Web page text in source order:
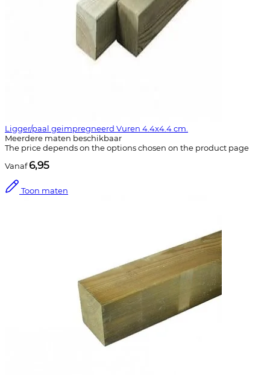
Ligger/paal geimpregneerd Vuren 4.4x4.4 cm.
Meerdere maten beschikbaar
The price depends on the options chosen on the product page
Vanaf 6,95
Toon maten